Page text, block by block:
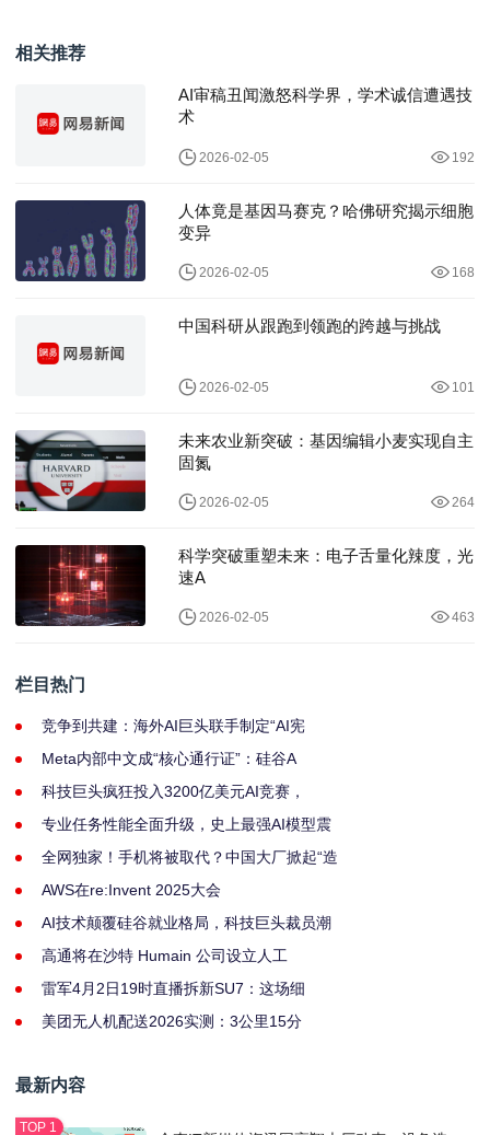
相关推荐
AI审稿丑闻激怒科学界，学术诚信遭遇技
术
2026-02-05 192
人体竟是基因马赛克？哈佛研究揭示细胞
变异
2026-02-05 168
中国科研从跟跑到领跑的跨越与挑战
2026-02-05 101
未来农业新突破：基因编辑小麦实现自主
固氮
2026-02-05 264
科学突破重塑未来：电子舌量化辣度，光
速A
2026-02-05 463
栏目热门
竞争到共建：海外AI巨头联手制定“AI宪
Meta内部中文成“核心通行证”：硅谷A
科技巨头疯狂投入3200亿美元AI竞赛，
专业任务性能全面升级，史上最强AI模型震
全网独家！手机将被取代？中国大厂掀起“造
AWS在re:Invent 2025大会
AI技术颠覆硅谷就业格局，科技巨头裁员潮
高通将在沙特 Humain 公司设立人工
雷军4月2日19时直播拆新SU7：这场细
美团无人机配送2026实测：3公里15分
最新内容